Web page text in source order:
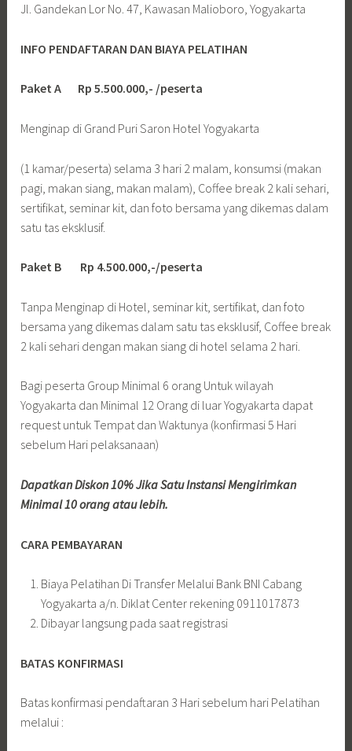
Jl. Gandekan Lor No. 47, Kawasan Malioboro, Yogyakarta
INFO PENDAFTARAN DAN BIAYA PELATIHAN
Paket A Rp 5.500.000,- /peserta
Menginap di Grand Puri Saron Hotel Yogyakarta
(1 kamar/peserta) selama 3 hari 2 malam, konsumsi (makan
pagi, makan siang, makan malam), Coffee break 2 kali sehari,
sertifikat, seminar kit, dan foto bersama yang dikemas dalam
satu tas eksklusif.
Paket B Rp 4.500.000,-/peserta
Tanpa Menginap di Hotel, seminar kit, sertifikat, dan foto
bersama yang dikemas dalam satu tas eksklusif, Coffee break
2 kali sehari dengan makan siang di hotel selama 2 hari.
Bagi peserta Group Minimal 6 orang Untuk wilayah
Yogyakarta dan Minimal 12 Orang di luar Yogyakarta dapat
request untuk Tempat dan Waktunya (konfirmasi 5 Hari
sebelum Hari pelaksanaan)
Dapatkan Diskon 10% Jika Satu Instansi Mengirimkan
Minimal 10 orang atau lebih.
CARA PEMBAYARAN
Biaya Pelatihan Di Transfer Melalui Bank BNI Cabang
Yogyakarta a/n. Diklat Center rekening 0911017873
Dibayar langsung pada saat registrasi
BATAS KONFIRMASI
Batas konfirmasi pendaftaran 3 Hari sebelum hari Pelatihan
melalui :